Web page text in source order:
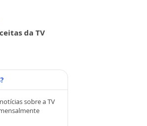
da TV
sobre a TV